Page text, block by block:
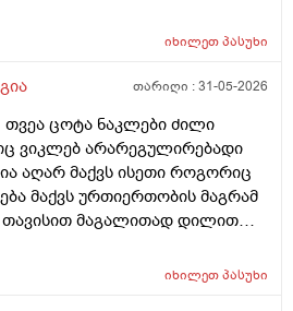
იხილეთპასუხი
თარიღი :31-05-2026
ცოტა ნაკლები ძილი
ვიკლებ არარეგულირებადი
აღარ მაქვს ისეთი როგორიც
მაქვს ურთიერთობის მაგრამ
თავისით მაგალითად დილით
იხილეთპასუხი